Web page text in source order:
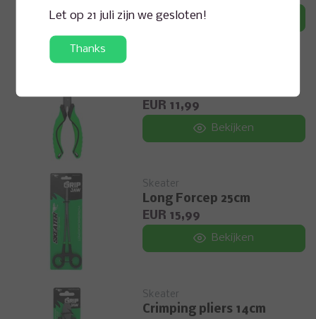
EUR 11,99
Bekijken
Skeater
Long Forcep 25cm
EUR 15,99
Bekijken
Skeater
Crimping pliers 14cm
Let op 21 juli zijn we gesloten!
Thanks